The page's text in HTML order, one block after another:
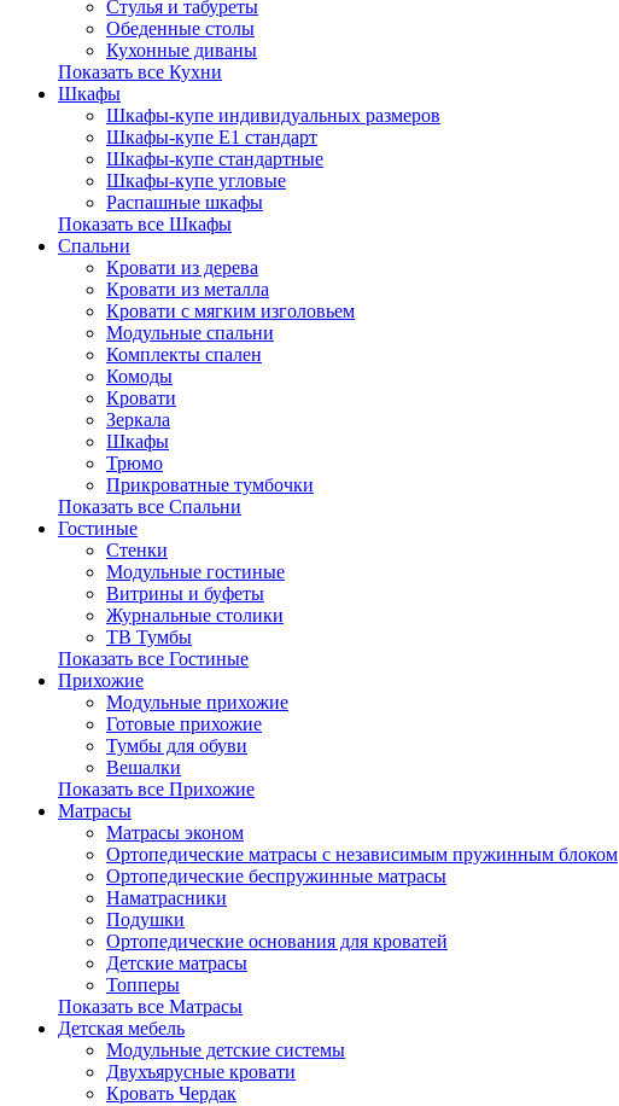
Стулья и табуреты
Обеденные столы
Кухонные диваны
Показать все Кухни
Шкафы
Шкафы-купе индивидуальных размеров
Шкафы-купе Е1 стандарт
Шкафы-купе стандартные
Шкафы-купе угловые
Распашные шкафы
Показать все Шкафы
Спальни
Кровати из дерева
Кровати из металла
Кровати с мягким изголовьем
Модульные спальни
Комплекты спален
Комоды
Кровати
Зеркала
Шкафы
Трюмо
Прикроватные тумбочки
Показать все Спальни
Гостиные
Стенки
Модульные гостиные
Витрины и буфеты
Журнальные столики
ТВ Тумбы
Показать все Гостиные
Прихожие
Модульные прихожие
Готовые прихожие
Тумбы для обуви
Вешалки
Показать все Прихожие
Матрасы
Матрасы эконом
Ортопедические матрасы с независимым пружинным блоком
Ортопедические беспружинные матрасы
Наматрасники
Подушки
Ортопедические основания для кроватей
Детские матрасы
Топперы
Показать все Матрасы
Детская мебель
Модульные детские системы
Двухъярусные кровати
Кровать Чердак